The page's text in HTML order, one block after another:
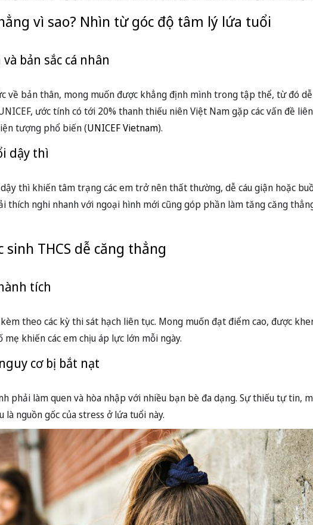
vì sao? Nhìn từ góc độ tâm lý lứa tuổi
bản sắc cá nhân
về bản thân, mong muốn được khẳng định mình trong tập thể, từ đó
ước tính có tới 20% thanh thiếu niên Việt Nam gặp các vấn đề
tượng phổ biến (UNICEF Vietnam).
dậy thì
thì khiến tâm trạng các em trở nên thất thường, dễ cáu giận hoặc
thích nghi nhanh với ngoại hình mới cũng góp phần làm tăng căng
THCS dễ căng thẳng
tích
theo các kỳ thi sát hạch liên tục. Mong muốn đạt điểm cao, được
khiến các em chịu áp lực lớn mỗi ngày.
cơ bị bắt nạt
phải làm quen và hòa nhập với nhiều bạn bè đa dạng. Sự thiếu tự tin,
nguồn gốc của stress ở lứa tuổi này.